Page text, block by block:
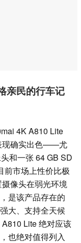
亲民的行车记
4K A810 Lite
现确实出色——尤
和一张 64 GB SD
前市场上性价比极
像头在弱光环境
是该产品存在的
大、支持全天候
Lite 绝对应该
也绝对值得列入